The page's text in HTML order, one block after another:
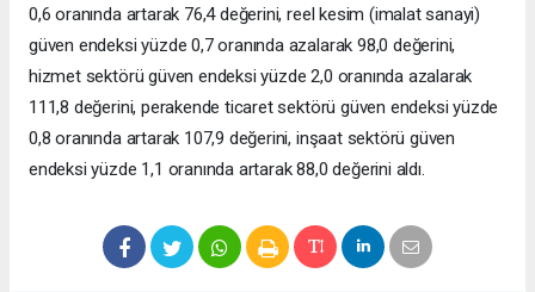
0,6 oranında artarak 76,4 değerini, reel kesim (imalat sanayi)
güven endeksi yüzde 0,7 oranında azalarak 98,0 değerini,
hizmet sektörü güven endeksi yüzde 2,0 oranında azalarak
111,8 değerini, perakende ticaret sektörü güven endeksi yüzde
0,8 oranında artarak 107,9 değerini, inşaat sektörü güven
endeksi yüzde 1,1 oranında artarak 88,0 değerini aldı.